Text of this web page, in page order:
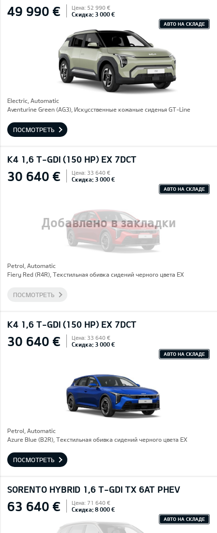
49 990 € Цена: 52 990 €
Скидка: 3 000 €
АВТО НА СКЛАДЕ
Electric, Automatic
Aventurine Green (AG3), Искусственные кожаные сиденья GT-Line
ПОСМОТРЕТЬ
K4 1,6 T-GDI (150 HP) EX 7DCT
Добавлено в закладки
30 640 € Цена: 33 640 €
Скидка: 3 000 €
АВТО НА СКЛАДЕ
Petrol, Automatic
Fiery Red (R4R), Текстильная обивка сидений черного цвета EX
ПОСМОТРЕТЬ
K4 1,6 T-GDI (150 HP) EX 7DCT
30 640 € Цена: 33 640 €
Скидка: 3 000 €
АВТО НА СКЛАДЕ
Petrol, Automatic
Azure Blue (B2R), Текстильная обивка сидений черного цвета EX
ПОСМОТРЕТЬ
SORENTO HYBRID 1,6 T-GDI TX 6AT PHEV
63 640 € Цена: 71 640 €
Скидка: 8 000 €
АВТО НА СКЛАДЕ